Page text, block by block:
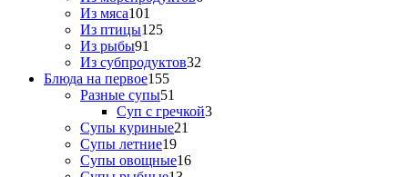
Из мяса101
Из птицы125
Из рыбы91
Из субпродуктов32
Блюда на первое155
Разные супы51
Суп с гречкой3
Супы куриные21
Супы летние19
Супы овощные16